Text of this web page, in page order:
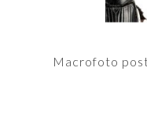
Macrofoto